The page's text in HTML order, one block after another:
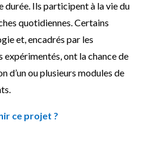
durée. Ils participent à la vie du
quotidiennes. Certains
et, encadrés par les
expérimentés, ont la chance de
d’un ou plusieurs modules de
ce projet ?